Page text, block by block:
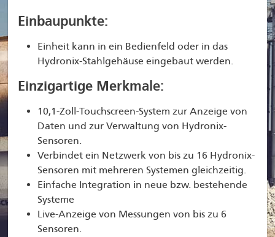
Einbaupunkte:
Einheit kann in ein Bedienfeld oder in das
Hydronix-Stahlgehäuse eingebaut werden.
Einzigartige Merkmale:
10,1-Zoll-Touchscreen-System zur Anzeige von
Daten und zur Verwaltung von Hydronix-
Sensoren.
Verbindet ein Netzwerk von bis zu 16 Hydronix-
Sensoren mit mehreren Systemen gleichzeitig.
Einfache Integration in neue bzw. bestehende
Systeme
Live-Anzeige von Messungen von bis zu 6
Sensoren.